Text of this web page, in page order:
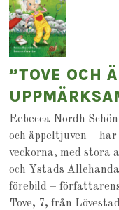
”TOVE OCH
Rebecca Nordh
och äppeltjuven –
veckorna, med stora
och Ystads
förebild –
Tove, 7, från